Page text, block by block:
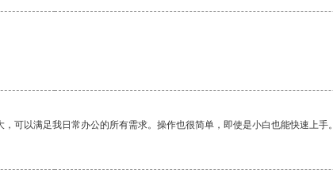
可以满足我日常办公的所有需求。操作也很简单，即使是小白也能快速上手。